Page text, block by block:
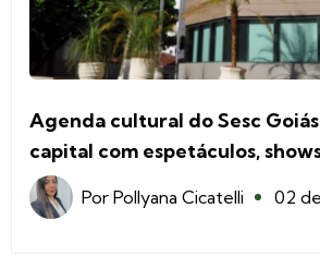
Agenda cultural do Sesc
capital com espetáculos,
Por Pollyana Cicatelli 02